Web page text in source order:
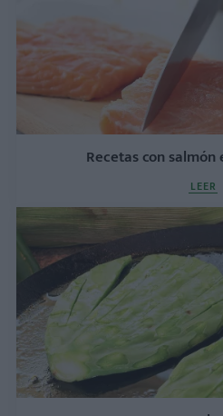
Recetas con
LEER